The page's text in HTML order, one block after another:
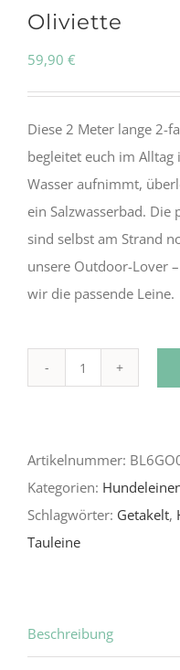
Oliviette
59,90 €
Diese 2 Meter lange 2-
begleitet euch im Alltag
Wasser aufnimmt,
ein Salzwasserbad. Die
sind selbst am Strand
unsere Outdoor-Lover
wir die passende Leine.
Artikelnummer:
Kategorien:
Schlagwörter: Getakelt,
Tauleine
Beschreibung